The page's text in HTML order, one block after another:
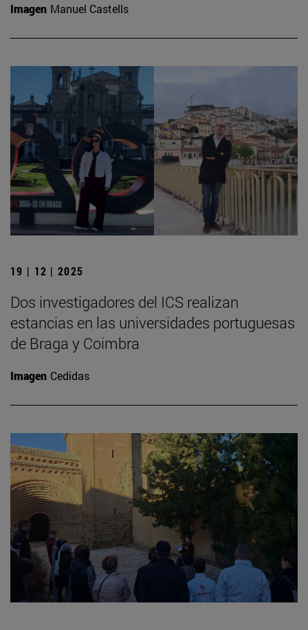
Imagen Manuel Castells
19 | 12 | 2025
Dos investigadores del ICS realizan
estancias en las universidades portuguesas
de Braga y Coimbra
Imagen Cedidas